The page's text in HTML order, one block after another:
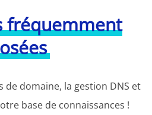
fréquemment
de domaine, la gestion DNS et
base de connaissances !